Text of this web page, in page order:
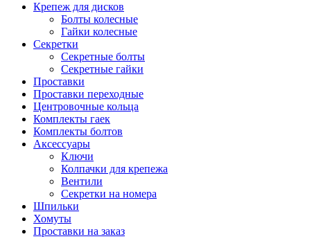
Крепеж для дисков
Болты колесные
Гайки колесные
Секретки
Секретные болты
Секретные гайки
Проставки
Проставки переходные
Центровочные кольца
Комплекты гаек
Комплекты болтов
Аксессуары
Ключи
Колпачки для крепежа
Вентили
Секретки на номера
Шпильки
Хомуты
Проставки на заказ